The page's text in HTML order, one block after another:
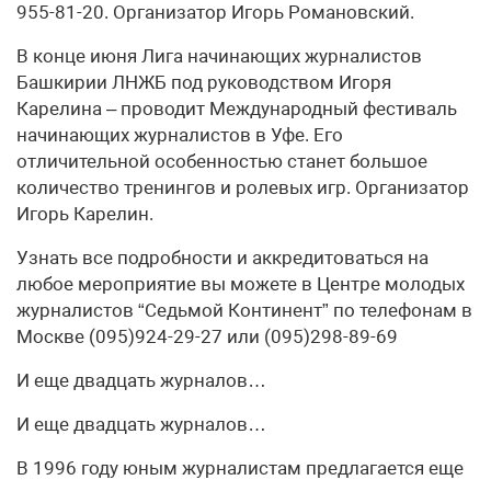
955-81-20. Организатор Игорь Романовский.
В конце июня Лига начинающих журналистов
Башкирии ЛНЖБ под руководством Игоря
Карелина – проводит Международный фестиваль
начинающих журналистов в Уфе. Его
отличительной особенностью станет большое
количество тренингов и ролевых игр. Организатор
Игорь Карелин.
Узнать все подробности и аккредитоваться на
любое мероприятие вы можете в Центре молодых
журналистов “Седьмой Континент” по телефонам в
Москве (095)924-29-27 или (095)298-89-69
И еще двадцать журналов…
И еще двадцать журналов…
В 1996 году юным журналистам предлагается еще